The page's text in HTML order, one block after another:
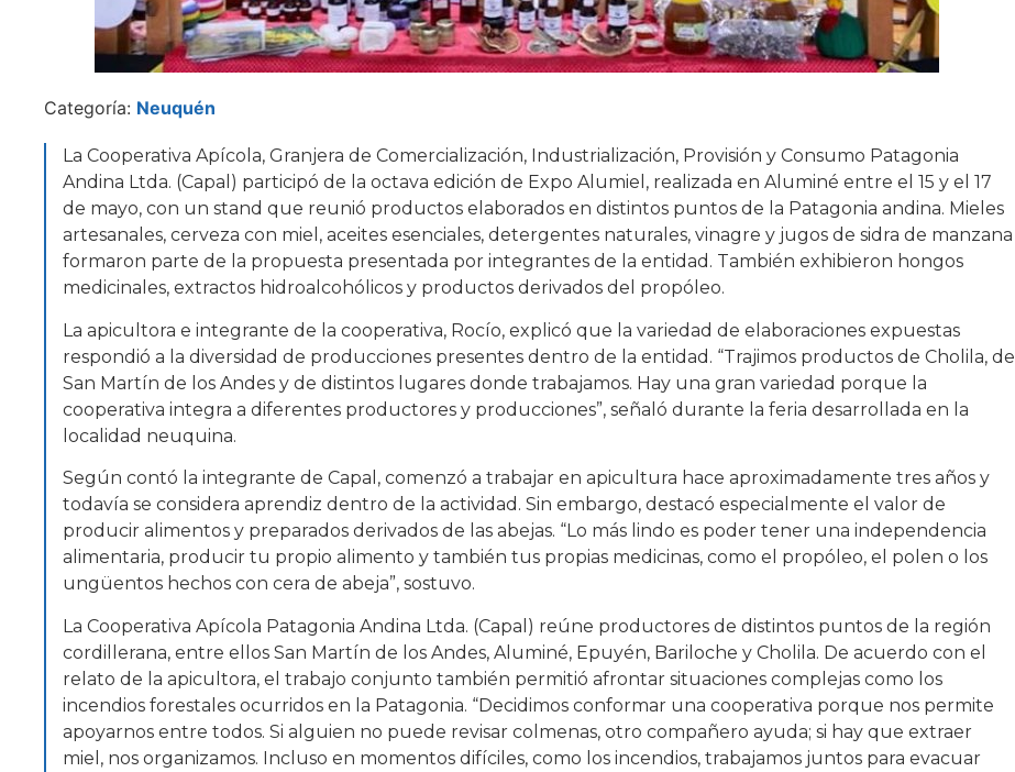
Categoría: Neuquén
La Cooperativa Apícola, Granjera de Comercialización, Industrialización, Provisión y Consumo Patagonia
Andina Ltda. (Capal) participó de la octava edición de Expo Alumiel, realizada en Aluminé entre el 15 y el 17
de mayo, con un stand que reunió productos elaborados en distintos puntos de la Patagonia andina. Mieles
artesanales, cerveza con miel, aceites esenciales, detergentes naturales, vinagre y jugos de sidra de manzana
formaron parte de la propuesta presentada por integrantes de la entidad. También exhibieron hongos
medicinales, extractos hidroalcohólicos y productos derivados del propóleo.
La apicultora e integrante de la cooperativa, Rocío, explicó que la variedad de elaboraciones expuestas
respondió a la diversidad de producciones presentes dentro de la entidad. “Trajimos productos de Cholila, de
San Martín de los Andes y de distintos lugares donde trabajamos. Hay una gran variedad porque la
cooperativa integra a diferentes productores y producciones”, señaló durante la feria desarrollada en la
localidad neuquina.
Según contó la integrante de Capal, comenzó a trabajar en apicultura hace aproximadamente tres años y
todavía se considera aprendiz dentro de la actividad. Sin embargo, destacó especialmente el valor de
producir alimentos y preparados derivados de las abejas. “Lo más lindo es poder tener una independencia
alimentaria, producir tu propio alimento y también tus propias medicinas, como el propóleo, el polen o los
ungüentos hechos con cera de abeja”, sostuvo.
La Cooperativa Apícola Patagonia Andina Ltda. (Capal) reúne productores de distintos puntos de la región
cordillerana, entre ellos San Martín de los Andes, Aluminé, Epuyén, Bariloche y Cholila. De acuerdo con el
relato de la apicultora, el trabajo conjunto también permitió afrontar situaciones complejas como los
incendios forestales ocurridos en la Patagonia. “Decidimos conformar una cooperativa porque nos permite
apoyarnos entre todos. Si alguien no puede revisar colmenas, otro compañero ayuda; si hay que extraer
miel, nos organizamos. Incluso en momentos difíciles, como los incendios, trabajamos juntos para evacuar